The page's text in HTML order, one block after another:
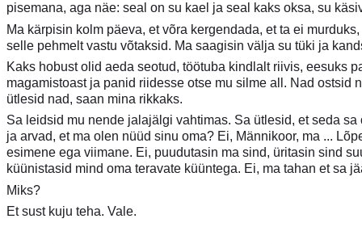
pisemana, aga näe: seal on su kael ja seal kaks oksa, su
Ma kärpisin kolm päeva, et võra kergendada, et ta ei
selle pehmelt vastu võtaksid. Ma saagisin välja su tüki ja
Kaks hobust olid aeda seotud, töötuba kindlalt riivis, eesuks
magamistoast ja panid riidesse otse mu silme all. Nad
ütlesid nad, saan mina rikkaks.
Sa leidsid mu nende jalajälgi vahtimas. Sa ütlesid, et seda
ja arvad, et ma olen nüüd sinu oma? Ei, Männikoor, ma ...
esimene ega viimane. Ei, puudutasin ma sind, üritasin sind
küünistasid mind oma teravate küüntega. Ei, ma tahan et sa
Miks?
Et sust kuju teha. Vale.